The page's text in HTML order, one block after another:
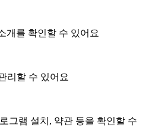
개를 확인할 수 있어요
리할 수 있어요
그램 설치, 약관 등을 확인할 수